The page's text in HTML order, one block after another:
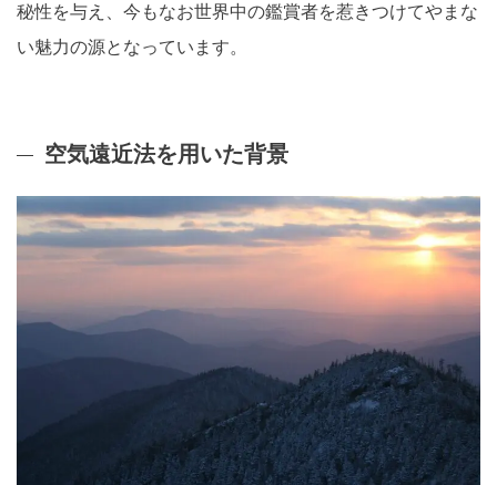
秘性を与え、今もなお世界中の鑑賞者を惹きつけてやまな
い魅力の源となっています。
空気遠近法を用いた背景